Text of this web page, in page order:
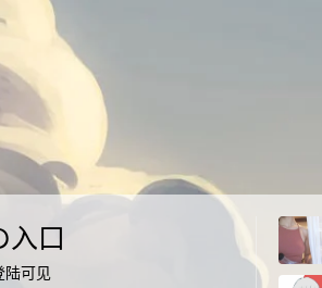
入口
陆可见